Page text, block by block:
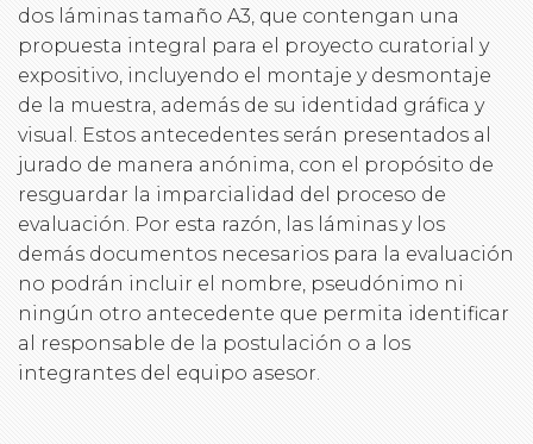
dos láminas tamaño A3, que contengan una
propuesta integral para el proyecto curatorial y
expositivo, incluyendo el montaje y desmontaje
de la muestra, además de su identidad gráfica y
visual. Estos antecedentes serán presentados al
jurado de manera anónima, con el propósito de
resguardar la imparcialidad del proceso de
evaluación. Por esta razón, las láminas y los
demás documentos necesarios para la evaluación
no podrán incluir el nombre, pseudónimo ni
ningún otro antecedente que permita identificar
al responsable de la postulación o a los
integrantes del equipo asesor.